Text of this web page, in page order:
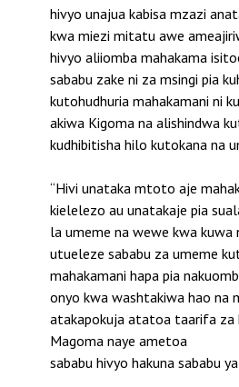
hivyo unajua kabisa mzazi
kwa miezi mitatu awe
hivyo aliiomba mahakama
sababu zake ni za msingi pia
kutohudhuria mahakamani ni
akiwa Kigoma na alishindwa
kudhibitisha hilo kutokana na
“Hivi unataka mtoto aje
kielelezo au unatakaje pia
la umeme na wewe kwa kuwa
utueleze sababu za umeme
mahakamani hapa pia
onyo kwa washtakiwa hao na
atakapokuja atatoa taarifa za
Magoma naye ametoa
sababu hivyo hakuna sababu ya